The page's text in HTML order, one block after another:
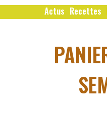
Actus Recettes